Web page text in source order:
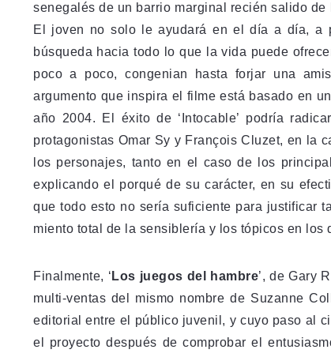
senegalés de un barrio marginal recién salido
El joven no solo le ayudará en el día a día, a
búsqueda hacia todo lo que la vida puede
poco a poco, congenian hasta forjar una
argumento que inspira el filme está basado en
año 2004. El éxito de ‘Into­ca­ble’ podría
protagonistas Omar Sy y Fra­nçois Clu­zet, en la
los per­so­na­jes, tanto en el caso de los
expli­cando el porqué de su carác­ter, en su
que todo esto no sería sufi­ciente para jus­ti­fi­car
miento total de la sen­si­ble­ría y los tópi­cos en los
Finalmente, ‘ Los juegos del hambre’, de Gary
multi-ventas del mismo nombre de Suzanne
editorial entre el público juvenil, y cuyo paso al
el proyecto después de comprobar el